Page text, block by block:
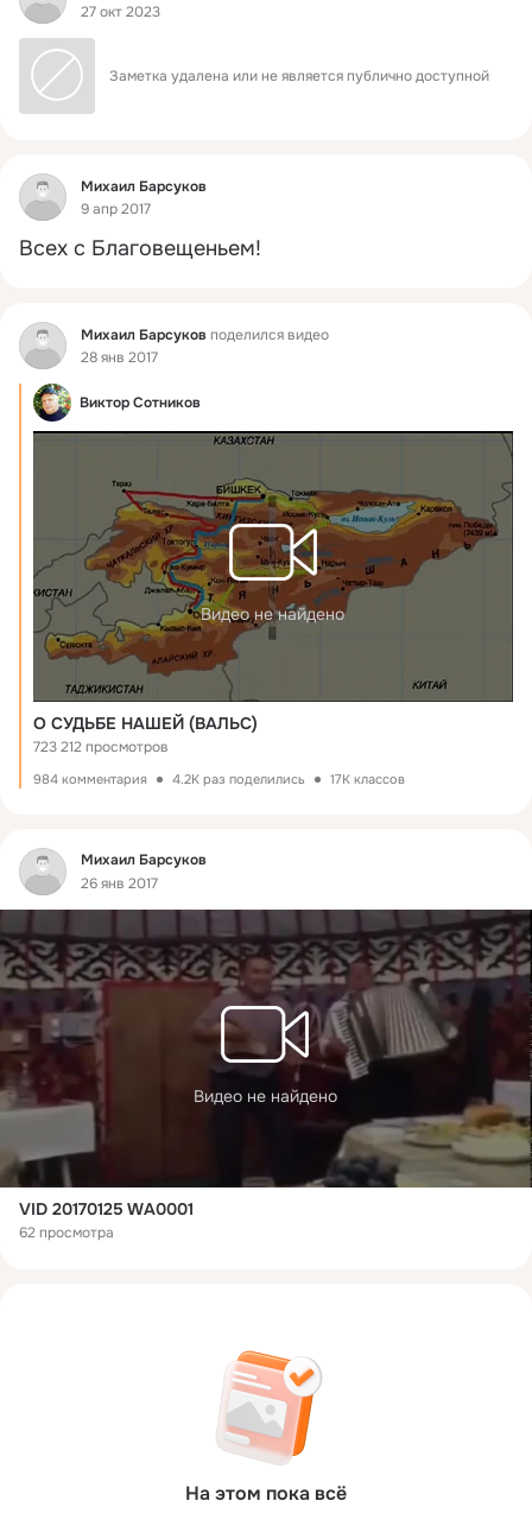
27 окт 2023
Заметка удалена или не является публично доступной
Фид
Михаил Барсуков
9 апр 2017
Всех с Благовещеньем!
Фид Михаил Барсуков поделился видео
28 янв 2017
Виктор Сотников
Видео не найдено
О СУДЬБЕ НАШЕЙ (ВАЛЬС)
723 212 просмотров
984 комментария 4.2K раз поделились 17K классов
Фид
Михаил Барсуков
26 янв 2017
Видео не найдено
VID 20170125 WA0001
62 просмотра
На этом пока всё